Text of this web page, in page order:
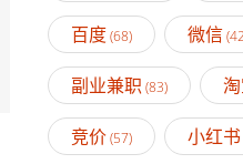
百度(68) 微信
副业兼职 (83)
竞价(57) 小红书